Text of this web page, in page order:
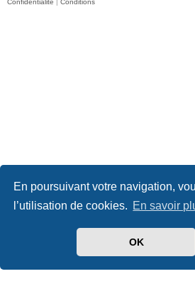
En poursuivant votre navigation,
l’utilisation de cookies. En savoir
OK
Confidentialité | Conditions